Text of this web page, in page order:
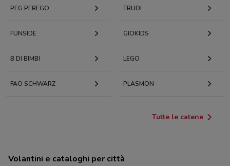
PEG PEREGO TRUDI
FUNSIDE GIOKIDS
B DI BIMBI LEGO
FAO SCHWARZ PLASMON
Tutte le catene
Volantini e cataloghi per città